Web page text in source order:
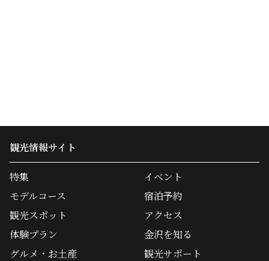
観光情報サイト
特集
モデルコース
観光スポット
体験プラン
グルメ・お土産
イベント
宿泊予約
アクセス
金沢を知る
観光サポート